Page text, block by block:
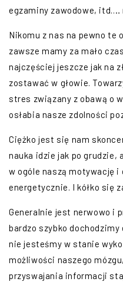
egzaminy zawodowe, itd.…
Nikomu z nas na pewno te
zawsze mamy za mało
najczęściej jeszcze jak na
zostawać w głowie.
stres związany z obawą o
osłabia nasze zdolności
Ciężko jest się nam
nauka idzie jak po grudzie,
w ogóle naszą motywację i
energetycznie. I kółko się
Generalnie jest nerwowo i
bardzo szybko
nie jesteśmy w stanie
możliwości naszego
przyswajania informacji